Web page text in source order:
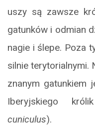
uszy są zawsze
gatunków i odmian
nagie i ślepe. Poza
silnie terytorialnymi.
znanym gatunkiem
Iberyjskiego
cuniculus).